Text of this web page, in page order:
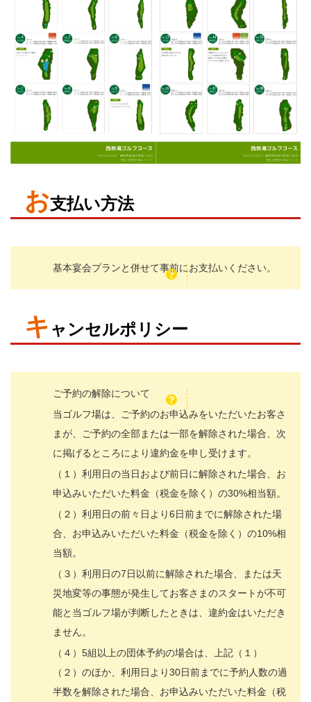
お支払い方法
基本宴会プランと併せて事前にお支払いください。
キ ャンセルポリシー
ご予約の解除について
当ゴルフ場は、ご予約のお申込みをいただいたお客さ
まが、ご予約の全部または一部を解除された場合、次
に掲げるところにより違約金を申し受けます。
（１）利用日の当日および前日に解除された場合、お
申込みいただいた料金（税金を除く）の30%相当額。
（２）利用日の前々日より6日前までに解除された場
合、お申込みいただいた料金（税金を除く）の10%相
当額。
（３）利用日の7日以前に解除された場合、または天
災地変等の事態が発生してお客さまのスタートが不可
能と当ゴルフ場が判断したときは、違約金はいただき
ません。
（４）5組以上の団体予約の場合は、上記（１）
（２）のほか、利用日より30日前までに予約人数の過
半数を解除された場合、お申込みいただいた料金（税